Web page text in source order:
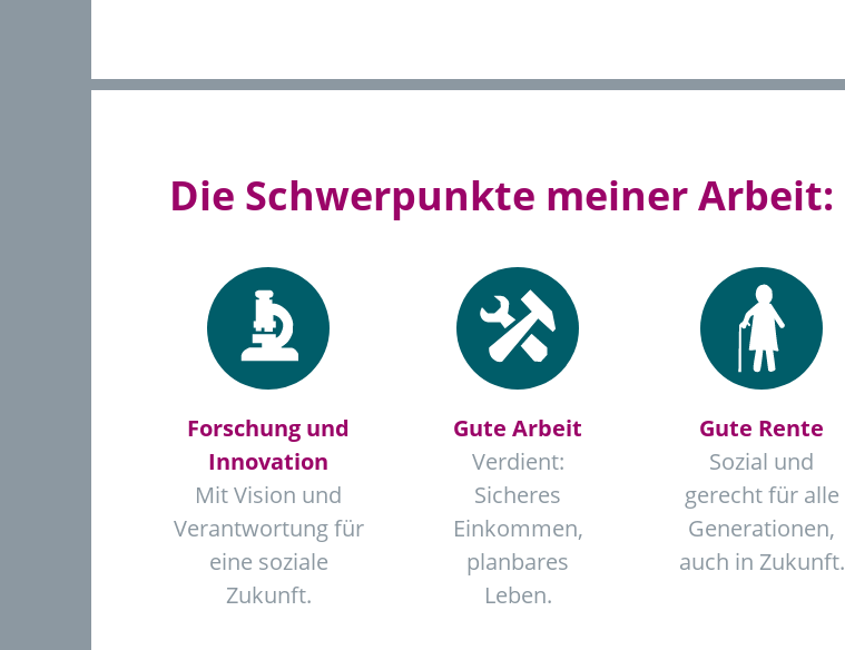
Die Schwerpunkte meiner Arbeit:
Forschung und
Innovation
Mit Vision und
Verantwortung für
eine soziale
Zukunft.
Gute Arbeit
Verdient:
Sicheres
Einkommen,
planbares
Leben.
Gute Rente
Sozial und
gerecht für alle
Generationen,
auch in Zukunft.